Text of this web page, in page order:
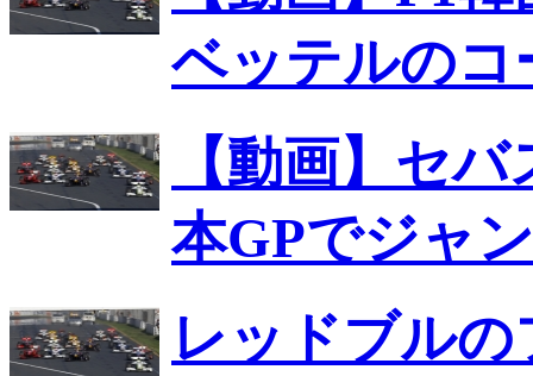
ベッテルのコ
【動画】セ
本GPでジャ
レッドブル